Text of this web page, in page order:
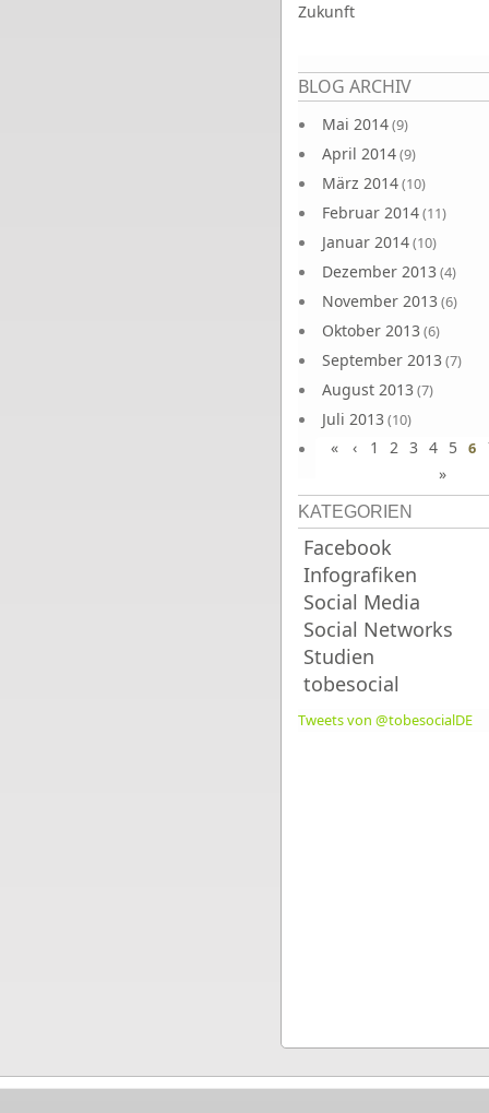
Zukunft
BLOG ARCHIV
Mai 2014(9)
April 2014(9)
März 2014(10)
Februar 2014(11)
Januar 2014(10)
Dezember 2013 (4)
November 2013 (6)
Oktober 2013 (6)
September 2013 (7)
August 2013 (7)
Juli 2013 (10)
Juni 2013(10)
Seiten
« ‹ 1 2 3 4 5 6
»
KATEGORIEN
Facebook
Infografiken
Social Media
Social Networks
Studien
tobesocial
Tweets von @tobesocialDE